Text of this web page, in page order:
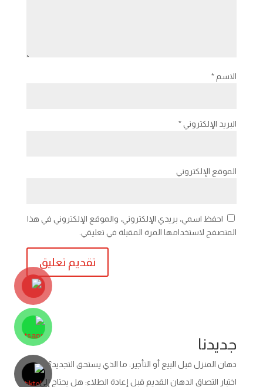
الاسم *
البريد الإلكتروني*
الموقع الإلكتروني
احفظ اسمي، بريدي الإلكتروني، والموقع الإلكتروني في هذا
المتصفح لاستخدامها المرة المقبلة في تعليقي.
جديدنا
دهان المنزل قبل البيع أو التأجير: ما الذي يستحق التجديد؟
اختبار التصاق الدهان القديم قبل إعادة الطلاء: هل يحتاج إلى